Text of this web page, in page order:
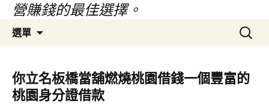
營賺錢的最佳選擇。
選單
容
區
搜
尋
鍵
字:
你立名板橋當舖燃燒桃園借錢一個豐富的
桃園身分證借款